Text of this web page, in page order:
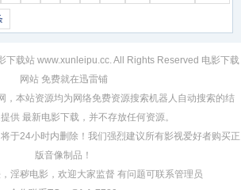
下载站 www.xunleipu.cc. All Rights Reserved 电影下载
网站 免费就在迅雷铺
，本站资源均为网络免费资源搜索机器人自动搜索的结
供 最新电影下载，并不存放任何资源。
于24小时内删除！我们强烈建议所有影视爱好者购买正
版音像制品！
淫秽电影，欢迎大家监督 有问题可联系管理员